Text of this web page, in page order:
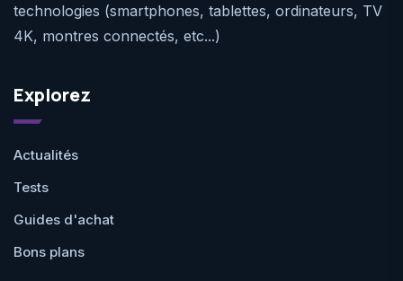
technologies (smartphones, tablettes, ordinateurs, TV
4K, montres connectés, etc...)
Explorez
Actualités
Tests
Guides d'achat
Bons plans